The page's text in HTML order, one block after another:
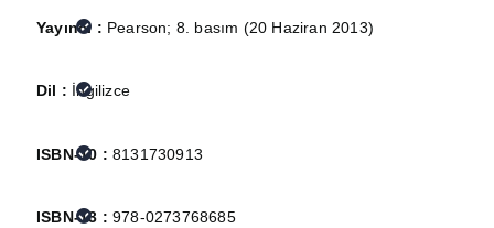
Yayıncı : Pearson; 8. basım (20 Haziran 2013)
Dil : İngilizce
ISBN-10 : 8131730913
ISBN-13 : 978-0273768685